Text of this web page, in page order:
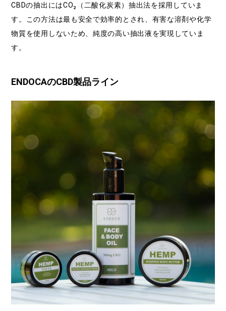
CBDの抽出にはCO₂（二酸化炭素）抽出法を採用していま
す。この方法は最も安全で効率的とされ、有害な溶剤や化学
物質を使用しないため、純度の高い抽出液を実現していま
す。
ENDOCAのCBD製品ライン